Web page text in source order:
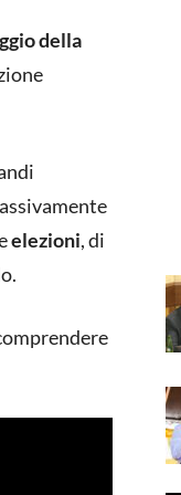
della
elezioni, di